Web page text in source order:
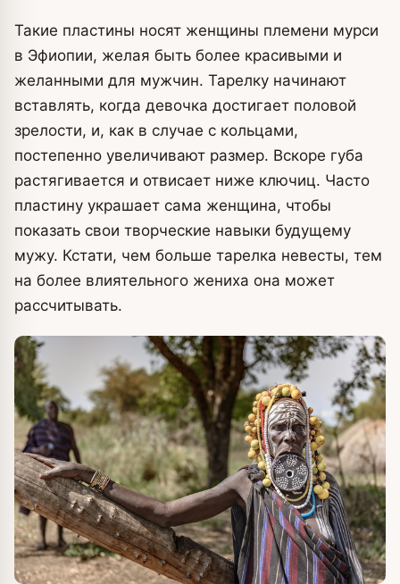
Такие пластины носят женщины племени мурси
в Эфиопии, желая быть более красивыми и
желанными для мужчин. Тарелку начинают
вставлять, когда девочка достигает половой
зрелости, и, как в случае с кольцами,
постепенно увеличивают размер. Вскоре губа
растягивается и отвисает ниже ключиц. Часто
пластину украшает сама женщина, чтобы
показать свои творческие навыки будущему
мужу. Кстати, чем больше тарелка невесты, тем
на более влиятельного жениха она может
рассчитывать.